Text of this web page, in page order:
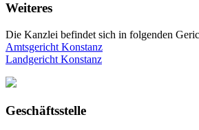
Weiteres
Die Kanzlei befindet sich in folgenden
Amtsgericht Konstanz
Landgericht Konstanz
Geschäftsstelle